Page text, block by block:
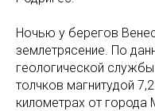
Ночью у берегов
землетрясение. По
геологической
толчков магнитудой
километрах от города